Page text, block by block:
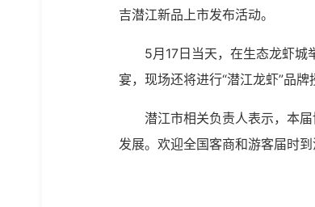
吉潜江新品上市发布活动。
5月17日当天，在生态龙虾
宴，现场还将进行“潜江龙虾”品
潜江市相关负责人表示，本
发展。欢迎全国客商和游客届时到